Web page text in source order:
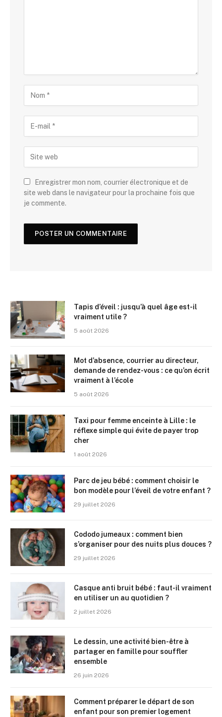
Enregistrer mon nom, courrier électronique et de
site web dans le navigateur pour la prochaine fois que
je commente.
Tapis d’éveil : jusqu’à quel âge est-il
vraiment utile ?
5 août 2026
Mot d’absence, courrier au directeur,
demande de rendez-vous : ce qu’on écrit
vraiment à l’école
5 août 2026
Taxi pour femme enceinte à Lille : le
réflexe simple qui évite de payer trop
cher
1 août 2026
Parc de jeu bébé : comment choisir le
bon modèle pour l’éveil de votre enfant ?
29 juillet 2026
Cododo jumeaux : comment bien
s’organiser pour des nuits plus douces ?
29 juillet 2026
Casque anti bruit bébé : faut-il vraiment
en utiliser un au quotidien ?
2 juillet 2026
Le dessin, une activité bien-être à
partager en famille pour souffler
ensemble
26 juin 2026
Comment préparer le départ de son
enfant pour son premier logement